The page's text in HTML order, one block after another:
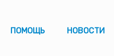
ПОМОЩЬ НОВОСТИ